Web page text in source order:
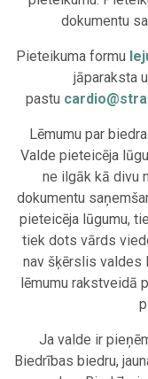
dokumentu
Pieteikuma formu
jāparaksta
pastu
Lēmumu par
Valde pieteicēja
ne ilgāk kā divu
dokumentu
pieteicēja lūgumu,
tiek dots vārds
nav šķērslis valdes
lēmumu rakstveidā
Ja valde ir
Biedrības biedru,